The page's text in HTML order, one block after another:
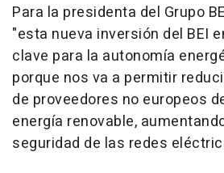
Para la presidenta del Grupo
"esta nueva inversión del BEI
clave para la autonomía
porque nos va a permitir
de proveedores no europeos
energía renovable,
seguridad de las redes